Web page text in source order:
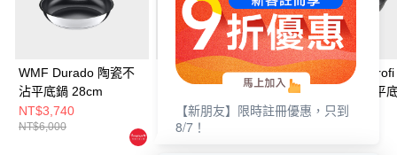
WMF Durado 陶瓷不
沾平底鍋 28cm
NT$3,740
NT$6,000
WMF Ceradur Plus 陶
瓷不沾深煎鍋 28cm
NT$6,800
NT$8,500
WMF Steak Profi
專用陶瓷不沾平
24cm
NT$6,240
【新朋友】限時註冊優惠，只到
8/7！